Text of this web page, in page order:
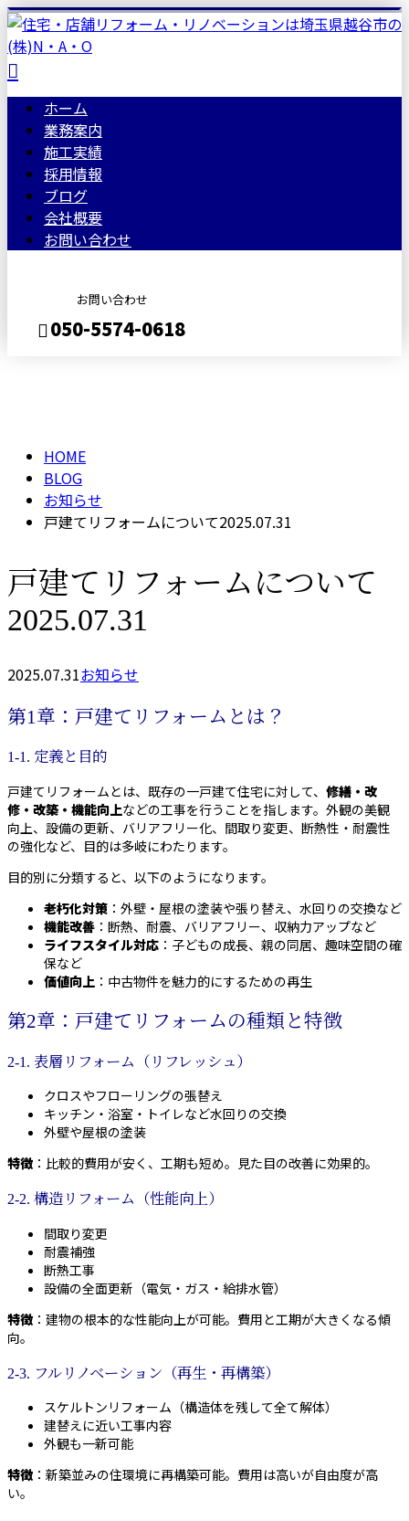
ホーム
業務案内
施工実績
採用情報
ブログ
会社概要
お問い合わせ
お問い合わせ
050-5574-0618
HOME
BLOG
お知らせ
戸建てリフォームについて2025.07.31
戸建てリフォームについて
2025.07.31
2025.07.31お知らせ
第1章：戸建てリフォームとは？
1-1. 定義と目的
戸建てリフォームとは、既存の一戸建て住宅に対して、 修繕・ 改
修・改築・機能向上などの工事を行うことを指します。外観の美観
向上、設備の更新、バリアフリー化、間取り変更、断熱性・耐震性
の強化など、目的は多岐にわたります。
目的別に分類すると、以下のようになります。
老朽化対策 ：外壁・屋根の塗装や張り替え、水回りの交換など
機能改善 ：断熱、耐震、バリアフリー、収納力アップなど
ライフスタイル対応 ：子どもの成長、親の同居、趣味空間の確
保など
価値向上 ：中古物件を魅力的にするための再生
第2章：戸建てリフォームの種類と特徴
2-1. 表層リフォーム（リフレッシュ）
クロスやフローリングの張替え
キッチン・浴室・トイレなど水回りの交換
外壁や屋根の塗装
特徴 ：比較的費用が安く、工期も短め。見た目の改善に効果的。
2-2. 構造リフォーム（性能向上）
間取り変更
耐震補強
断熱工事
設備の全面更新（電気・ガス・給排水管）
特徴 ：建物の根本的な性能向上が可能。費用と工期が大きくなる傾
向。
2-3. フルリノベーション（再生・再構築）
スケルトンリフォーム（構造体を残して全て解体）
建替えに近い工事内容
外観も一新可能
特徴 ：新築並みの住環境に再構築可能。費用は高いが自由度が高
い。